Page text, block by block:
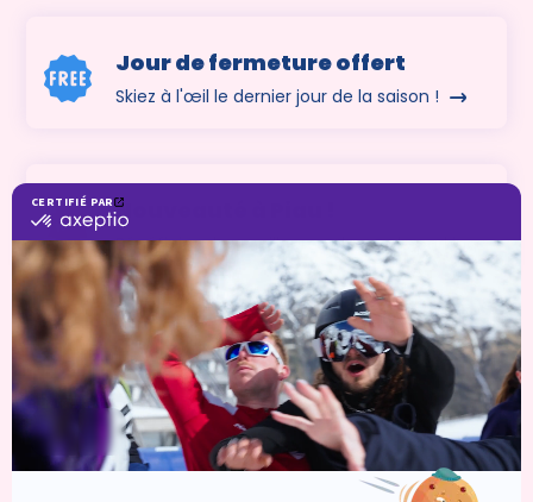
Jour de fermeture offert
Skiez à l'œil le dernier jour de la saison !
Nouveauté à Piau !
Bénéficiez des meilleures places de parking